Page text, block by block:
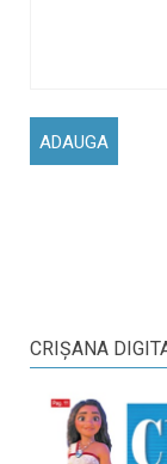
CRIŞANA